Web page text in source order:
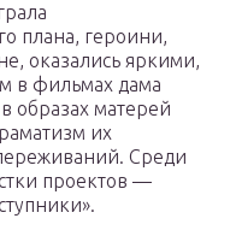
плана, героини,
оказались яркими,
в фильмах дама
образах матерей
их
Среди
проектов —